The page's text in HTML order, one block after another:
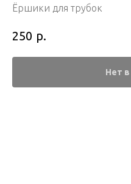
Ёршики для трубок
250 р.
Нет